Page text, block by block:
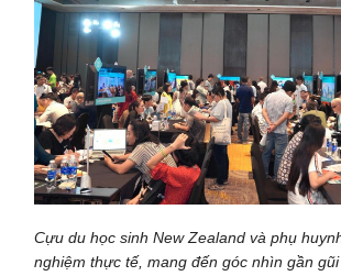
Cựu du học sinh New Zealand và phụ
nghiệm thực tế, mang đến góc nhìn gần